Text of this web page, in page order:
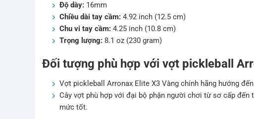
Độ dày: 16mm
Chiều dài tay cầm: 4.92 inch (12.5 cm)
Chu vi tay cầm: 4.25 inch (10.8 cm)
Trọng lượng: 8.1 oz (230 gram)
Đối tượng phù hợp với vợt pickleball
Vợt pickleball Arronax Elite X3 Vàng chính hãng hướng
Cây vợt phù hợp với đại bộ phận người chơi từ sơ cấp
mức tốt.